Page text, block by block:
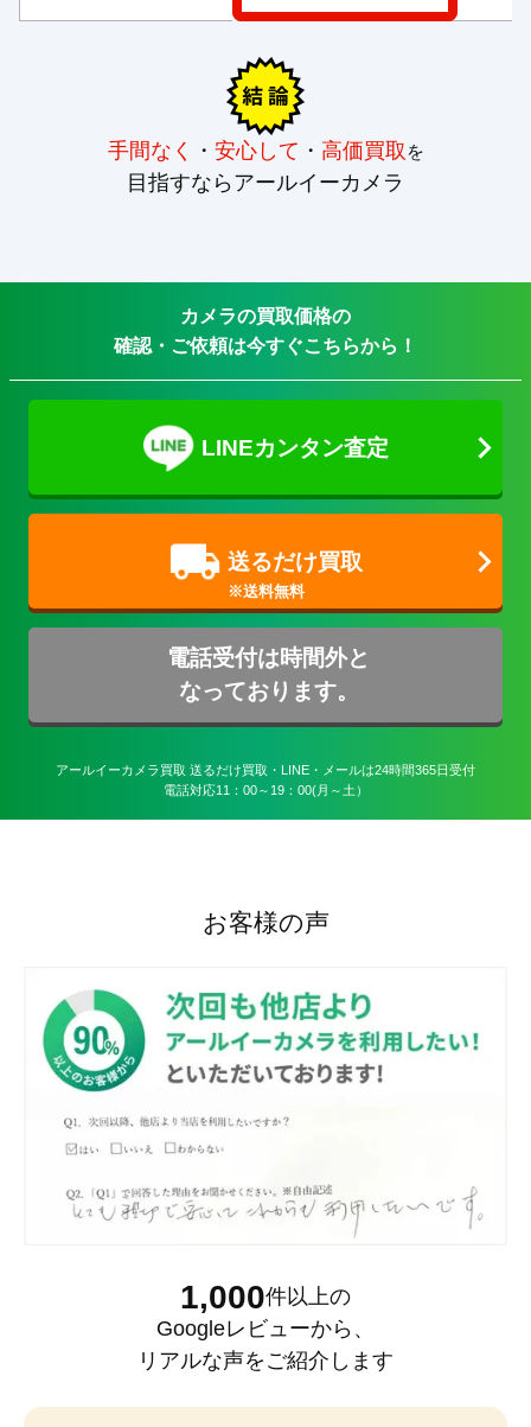
手間なく ・ 安心して ・ 高価買取 を
目指すならアールイーカメラ
カメラの買取価格の
確認・ご依頼は今すぐこちらから！
LINEカンタン査定
送るだけ買取
電話受付は時間外と
なっております。
アールイーカメラ買取 送るだけ買取・LINE・メールは24時間365日受付
電話対応11：00～19：00(月～土）
お客様の声
1,000件以上の
Googleレビューから、
リアルな声をご紹介します